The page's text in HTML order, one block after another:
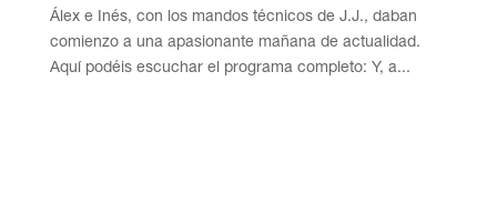
Álex e Inés, con los mandos técnicos de J.J., daban
comienzo a una apasionante mañana de actualidad.
Aquí podéis escuchar el programa completo: Y, a...